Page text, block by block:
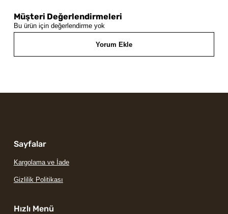
Müşteri Değerlendirmeleri
Bu ürün için değerlendirme yok
Yorum Ekle
Sayfalar
Kargolama ve İade
Gizlilik Politikası
Hızlı Menü